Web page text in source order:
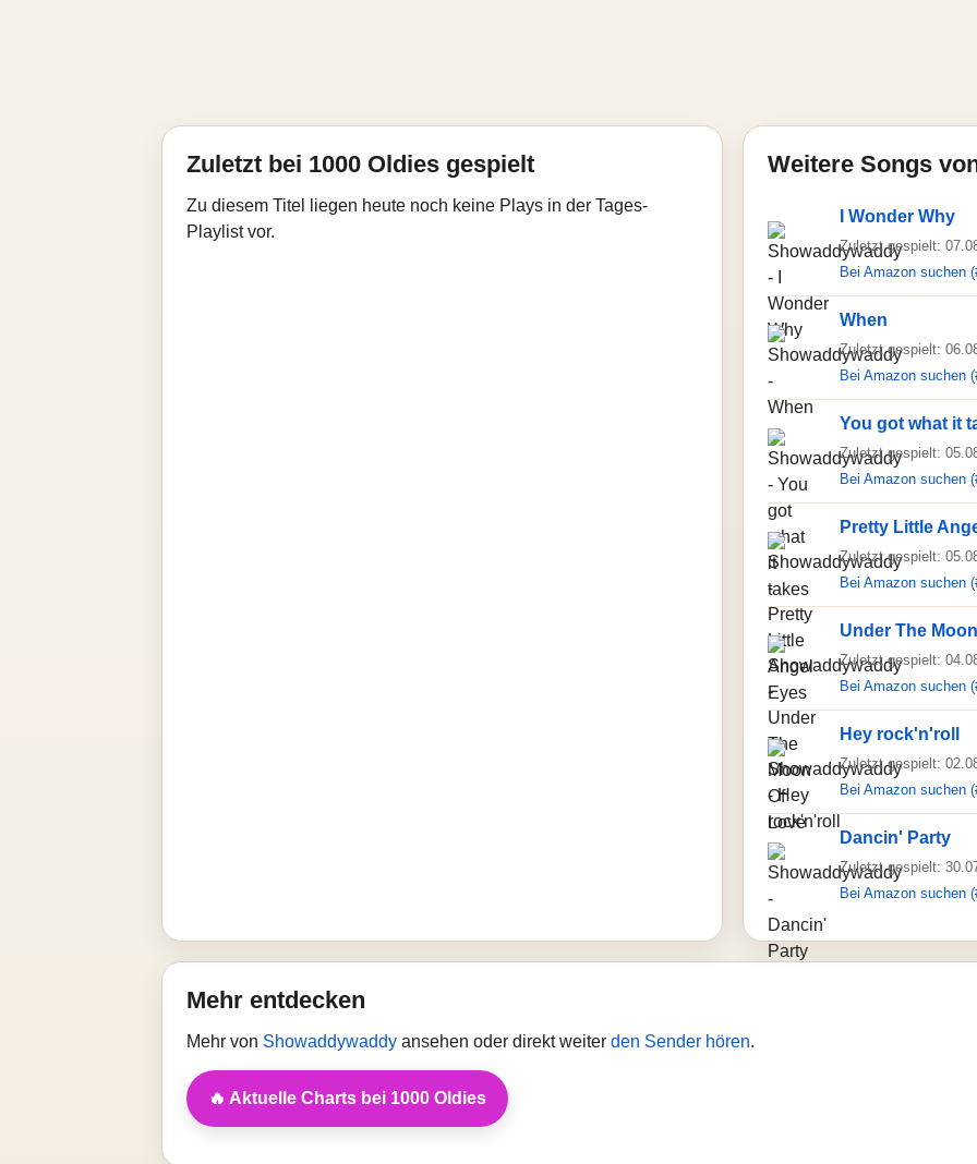
Zuletzt bei 1000 Oldies gespielt
Zu diesem Titel liegen heute noch keine Plays in der Tages-
Playlist vor.
Weitere Songs
I Wonder Why
Zuletzt gespielt:
Bei Amazon suchen
When
Zuletzt gespielt:
Bei Amazon suchen
You got what it
Zuletzt gespielt:
Bei Amazon suchen
Pretty Little
Zuletzt gespielt:
Bei Amazon suchen
Under The
Zuletzt gespielt:
Bei Amazon suchen
Hey rock'n'roll
Zuletzt gespielt:
Bei Amazon suchen
Dancin' Party
Zuletzt gespielt:
Bei Amazon suchen
Mehr entdecken
Mehr von Showaddywaddy ansehen oder direkt weiter den Sender hören.
🔥 Aktuelle Charts bei 1000 Oldies